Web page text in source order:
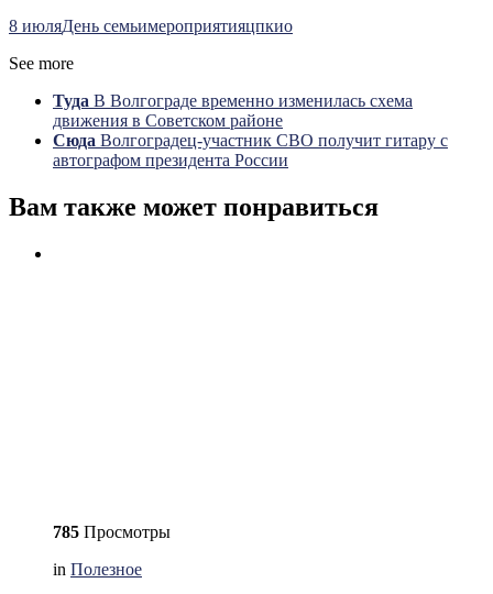
8 июляДень семьимероприятияцпкио
See more
Туда В Волгограде временно изменилась схема
движения в Советском районе
Сюда Волгоградец-участник СВО получит гитару с
автографом президента России
Вам также может понравиться
785 Просмотры
in Полезное